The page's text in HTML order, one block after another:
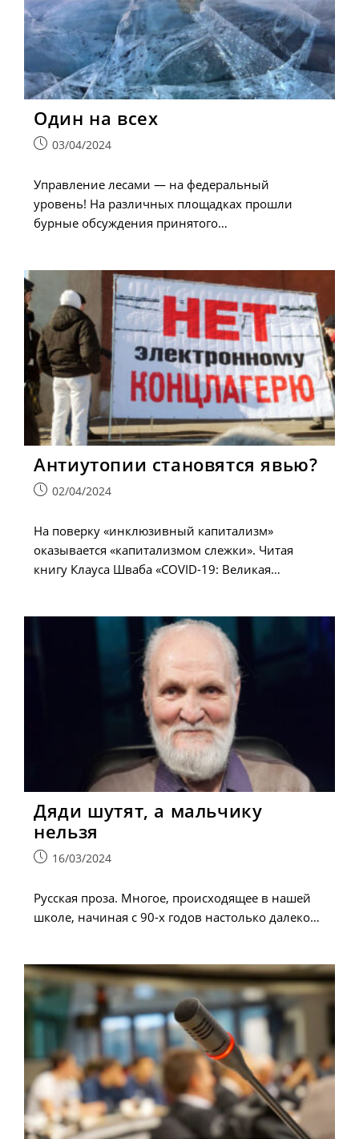
Один на всех
Запись03/04/2024
Управление лесами — на федеральный
уровень! На различных площадках прошли
бурные обсуждения принятого…
Антиутопии становятся явью?
Запись02/04/2024
На поверку «инклюзивный капитализм»
оказывается «капитализмом слежки». Читая
книгу Клауса Шваба «COVID-19: Великая…
Дяди шутят, а мальчику
нельзя
Запись16/03/2024
Русская проза. Многое, происходящее в нашей
школе, начиная с 90-х годов настолько далеко…